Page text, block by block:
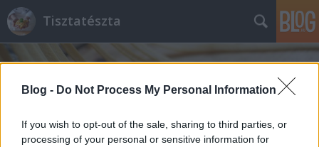
Blog - Do Not Process My Personal Information
If you wish to opt-out of the sale, sharing to third parties, or
processing of your personal or sensitive information for
Tisztatészta